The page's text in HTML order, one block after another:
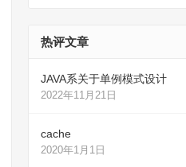
热评文章
JAVA系关于单例模式设计
2022年11月21日
cache
2020年1月1日